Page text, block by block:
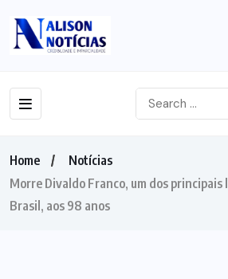
Home
Notícias
Morre Divaldo Franco, um dos
Brasil, aos 98 anos